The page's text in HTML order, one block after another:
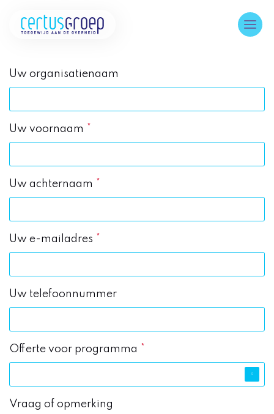
Uw organisatienaam
Uw voornaam *
Uw achternaam *
Uw e-mailadres *
Uw telefoonnummer
Offerte voor programma *
Vraag of opmerking